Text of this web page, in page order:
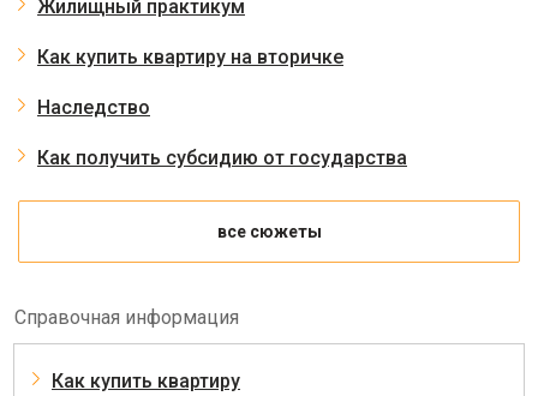
Жилищный практикум
Как купить квартиру на вторичке
Наследство
Как получить субсидию от государства
все сюжеты
Справочная информация
Как купить квартиру